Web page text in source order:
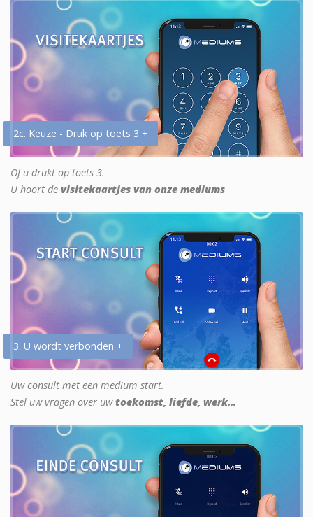
2c. Keuze - Druk op toets 3 +
Of u drukt op toets 3.
U hoort de visitekaartjes van onze mediums
3. U wordt verbonden +
Uw consult met een medium start.
Stel uw vragen over uwtoekomst, liefde, werk...